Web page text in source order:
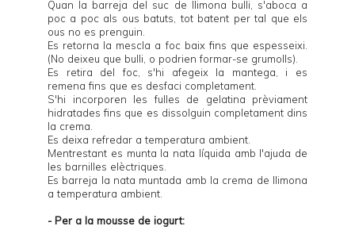
Quan la barreja del suc de llimona bulli, s'aboca a
poc a poc als ous batuts, tot batent per tal que els
ous no es prenguin.
Es retorna la mescla a foc baix fins que espesseixi.
(No deixeu que bulli, o podrien formar-se grumolls).
Es retira del foc, s'hi afegeix la mantega, i es
remena fins que es desfaci completament.
S'hi incorporen les fulles de gelatina prèviament
hidratades fins que es dissolguin completament dins
la crema.
Es deixa refredar a temperatura ambient.
Mentrestant es munta la nata líquida amb l'ajuda de
les barnilles elèctriques.
Es barreja la nata muntada amb la crema de llimona
a temperatura ambient.
- Per a la mousse de iogurt: